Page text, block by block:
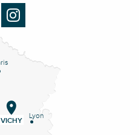
Lyon
VICHY